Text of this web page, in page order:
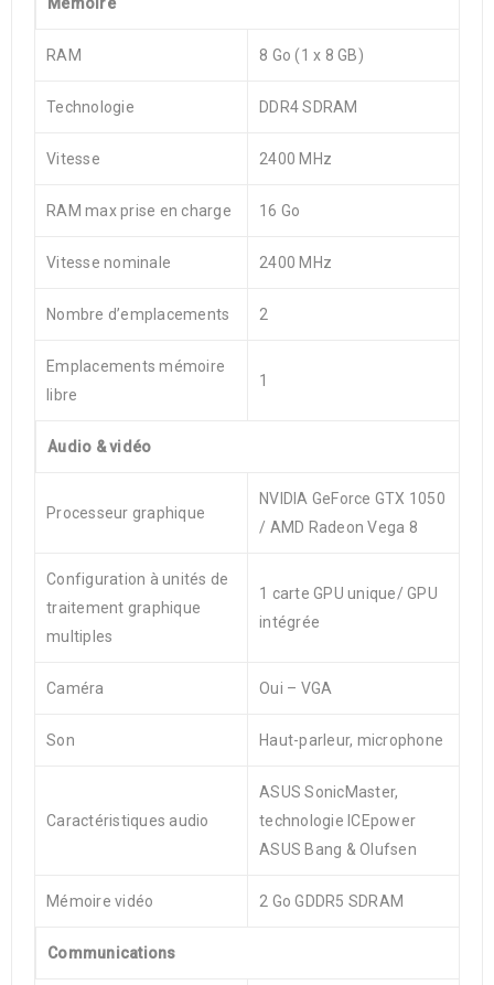
RAM 8 Go (1 x 8 GB)
Technologie DDR4 SDRAM
Vitesse 2400 MHz
RAM max prise en charge 16 Go
Vitesse nominale 2400 MHz
Nombre d’emplacements 2
Emplacements mémoire
libre
1
Audio & vidéo
Processeur graphique
NVIDIA GeForce GTX 1050
/ AMD Radeon Vega 8
Configuration à unités de
traitement graphique
multiples
1 carte GPU unique/ GPU
intégrée
Caméra Oui – VGA
Son Haut-parleur, microphone
Caractéristiques audio
ASUS SonicMaster,
technologie ICEpower
ASUS Bang & Olufsen
Mémoire vidéo 2 Go GDDR5 SDRAM
Communications